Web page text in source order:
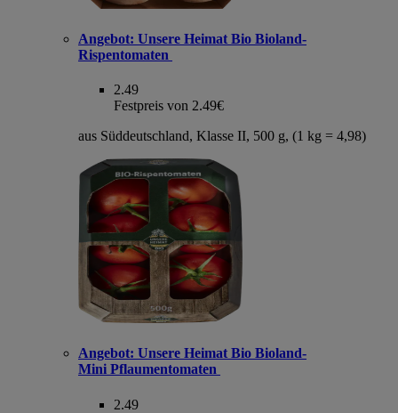
Angebot: Unsere Heimat Bio Bioland-
Rispentomaten
2.49
Festpreis von 2.49€
aus Süddeutschland, Klasse II, 500 g, (1 kg = 4,98)
Angebot: Unsere Heimat Bio Bioland-
Mini Pflaumentomaten
2.49